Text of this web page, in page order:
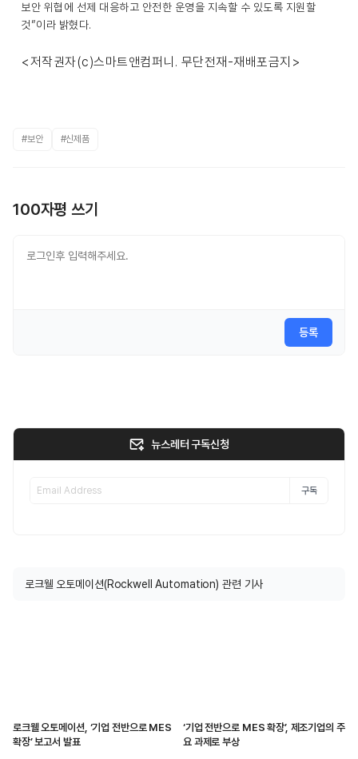
보안 위협에 선제 대응하고 안전한 운영을 지속할 수 있도록 지원할
것”이라 밝혔다.
<저작권자(c)스마트앤컴퍼니. 무단전재-재배포금지>
#보안 #신제품
100자평 쓰기
등록
뉴스레터 구독신청
구독
로크웰 오토메이션(Rockwell Automation) 관련 기사
로크웰 오토메이션, ‘기업 전반으로 MES
확장’ 보고서 발표
‘기업 전반으로 MES 확장’, 제조기업의 주
요 과제로 부상